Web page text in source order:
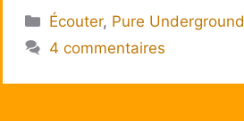
Catégories
Écouter, Pure Underground
4 commentaires